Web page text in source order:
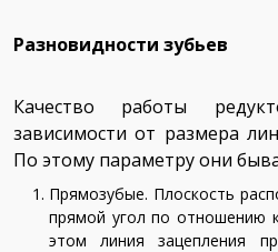
Разновидности зубьев
Качество работы
зависимости от размера
По этому параметру они
Прямозубые. Плоскость
прямой угол по отношению
этом линия зацепления